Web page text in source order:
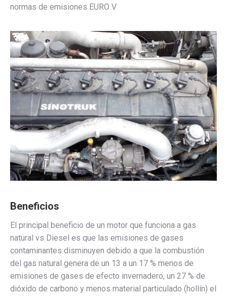
normas de emisiones EURO V
Beneficios
El principal beneficio de un motor que funciona a gas
natural vs Diesel es que las emisiones de gases
contaminantes disminuyen debido a que la combustión
del gas natural genera de un 13 a un 17 % menos de
emisiones de gases de efecto invernadero, un 27 % de
dióxido de carbono y menos material particulado (hollín) el